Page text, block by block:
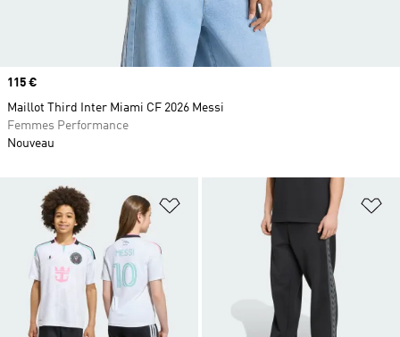
Ajouter à la Liste de produits
Prix
115 €
Maillot Third Inter Miami CF 2026 Messi
Femmes Performance
Nouveau